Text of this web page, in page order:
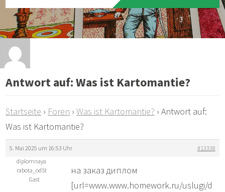
Antwort auf: Was ist Kartomantie?
Startseite › Foren › Was ist Kartomantie? › Antwort auf:
Was ist Kartomantie?
5. Mai 2025 um 16:53 Uhr
#13338
diplomnaya
rabota_odSt
Gast
на заказ диплом
[url=www.www.homework.ru/uslugi/d